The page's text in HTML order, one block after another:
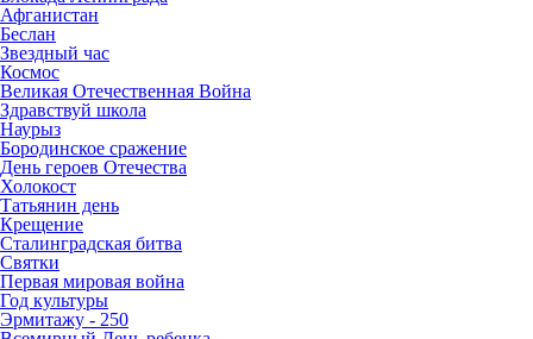
Афганистан
Беслан
Звездный час
Космос
Великая Отечественная Война
Здравствуй школа
Наурыз
Бородинское сражение
День героев Отечества
Холокост
Татьянин день
Крещение
Сталинградская битва
Святки
Первая мировая война
Год культуры
Эрмитажу - 250